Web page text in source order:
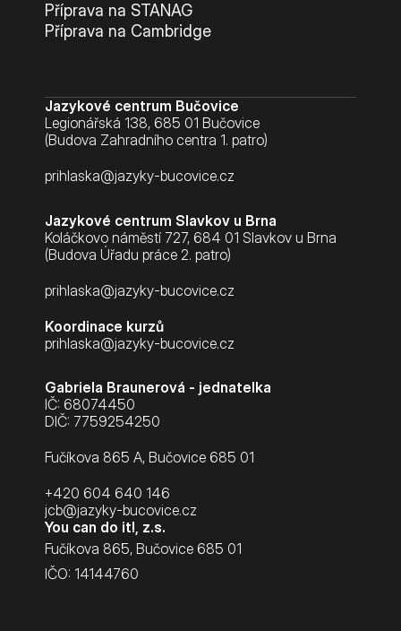
Příprava na STANAG
Příprava na Cambridge
Jazykové centrum Bučovice
Legionářská 138, 685 01 Bučovice
(Budova Zahradního centra 1. patro)
prihlaska@jazyky-bucovice.cz
Jazykové centrum Slavkov u Brna
Koláčkovo náměstí 727, 684 01 Slavkov u Brna
(Budova Úřadu práce 2. patro)
prihlaska@jazyky-bucovice.cz
Koordinace kurzů
prihlaska@jazyky-bucovice.cz
Gabriela Braunerová - jednatelka
IČ: 68074450
DIČ: 7759254250
Fučíkova 865 A, Bučovice 685 01
+420 604 640 146
jcb@jazyky-bucovice.cz
You can do it!, z.s.
Fučíkova 865, Bučovice 685 01
IČO: 14144760